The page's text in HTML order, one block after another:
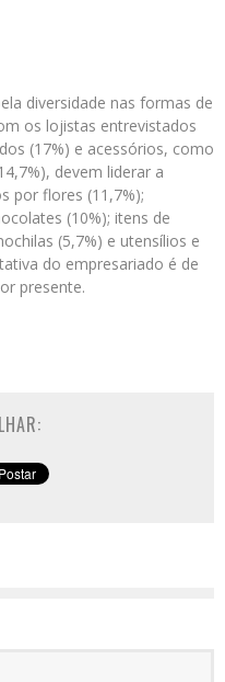
diversidade nas formas de
os lojistas entrevistados
(17%) e acessórios, como
devem liderar a
por flores (11,7%);
(10%); itens de
(5,7%) e utensílios e
do empresariado é de
presente.